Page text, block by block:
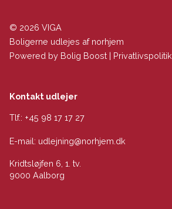
© 2026 VIGA
Boligerne udlejes af norhjem
Powered by Bolig Boost | Privatlivspolitik
Kontakt udlejer
Tlf.: +45 98 17 17 27
E-mail: udlejning@norhjem.dk
Kridtsløjfen 6, 1. tv.
9000 Aalborg